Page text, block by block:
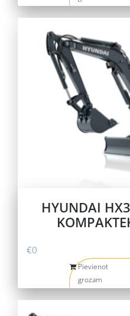
HYUNDAI
€0
Pievienot
grozam